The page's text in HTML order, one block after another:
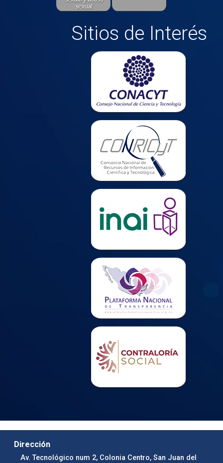
Sitios de Interés
Dirección
Av. Tecnológico num 2, Colonia Centro, San Juan del